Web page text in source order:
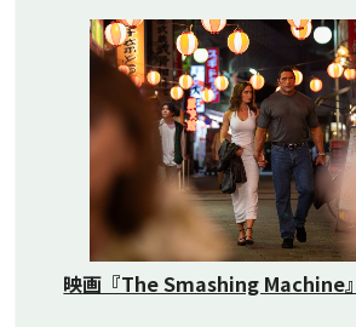
映画『The Smashing Machine』